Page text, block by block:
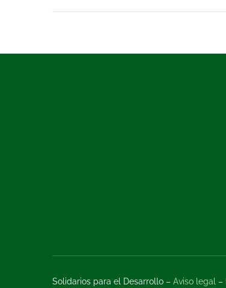
Solidarios para el Desarrollo – Aviso legal –